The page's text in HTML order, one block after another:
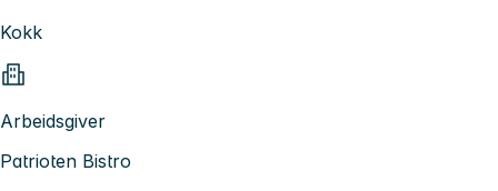
Kokk
Arbeidsgiver
Patrioten Bistro